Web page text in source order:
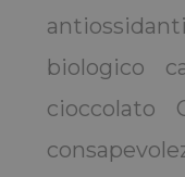
antiossidanti
biologico
cioccolato